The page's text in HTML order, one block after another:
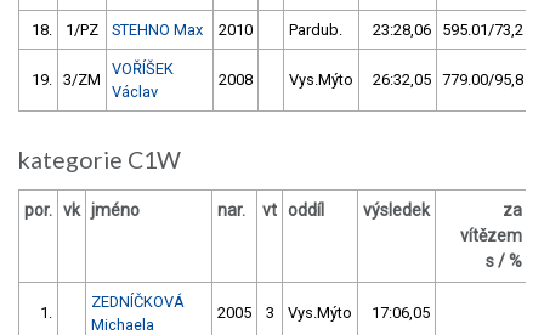
18. 1/PZ STEHNO Max 2010 Pardub. 23:28,06 595.01/73,2
19. 3/ZM
VOŘÍŠEK
Václav
2008 Vys.Mýto 26:32,05 779.00/95,8
kategorie C1W
por. vk jméno nar. vt oddíl výsledek
za
vítězem
s / %
1.
ZEDNÍČKOVÁ
Michaela
2005 3 Vys.Mýto 17:06,05